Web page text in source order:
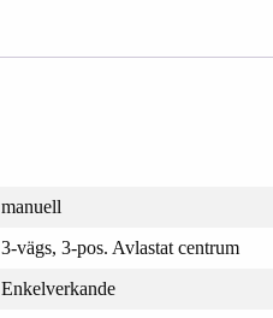
manuell
3-vägs, 3-pos. Avlastat centrum
Enkelverkande